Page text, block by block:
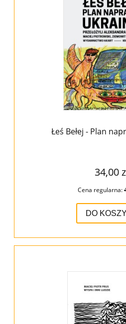
Łeś Bełej - Plan
34,00
Cena regularna:
DO